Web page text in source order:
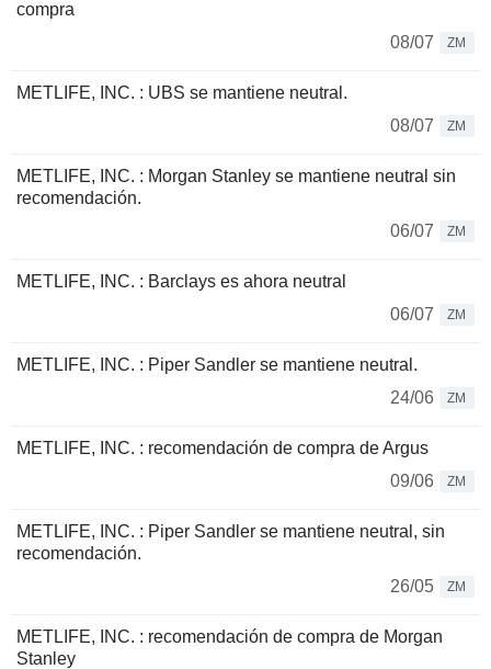
compra
08/07
ZM
METLIFE, INC. : UBS se mantiene neutral.
08/07
ZM
METLIFE, INC. : Morgan Stanley se mantiene neutral sin
recomendación.
06/07
ZM
METLIFE, INC. : Barclays es ahora neutral
06/07
ZM
METLIFE, INC. : Piper Sandler se mantiene neutral.
24/06
ZM
METLIFE, INC. : recomendación de compra de Argus
09/06
ZM
METLIFE, INC. : Piper Sandler se mantiene neutral, sin
recomendación.
26/05
ZM
METLIFE, INC. : recomendación de compra de Morgan
Stanley